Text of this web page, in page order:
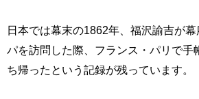
日本では幕末の1862年、福沢諭吉が
パを訪問した際、フランス・パリで手
ち帰ったという記録が残っています。